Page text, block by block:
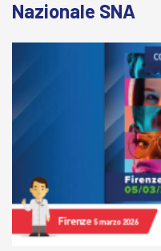
Nazionale SNA